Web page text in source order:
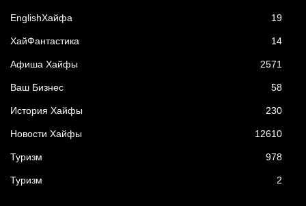
EnglishХайфа 19
XайФантастика 14
Афиша Хайфы 2571
Ваш Бизнес 58
История Хайфы 230
Новости Хайфы 12610
Туризм 978
Туризм 2